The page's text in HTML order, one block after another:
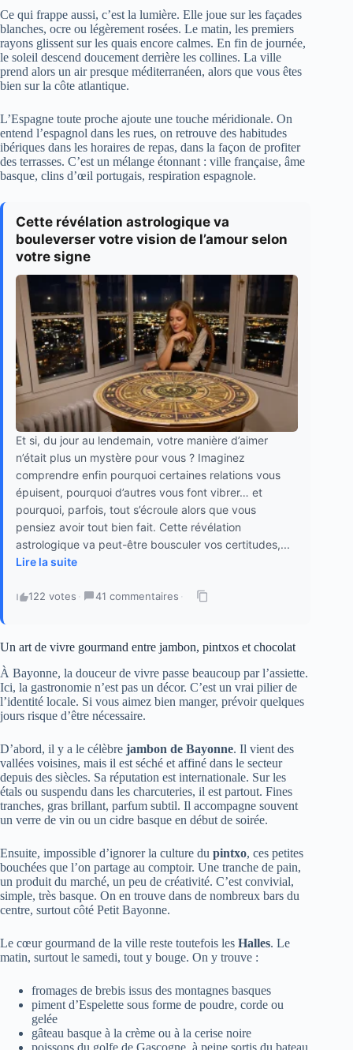
Ce qui frappe aussi, c’est la lumière. Elle joue sur les façades
blanches, ocre ou légèrement rosées. Le matin, les premiers
rayons glissent sur les quais encore calmes. En fin de journée,
le soleil descend doucement derrière les collines. La ville
prend alors un air presque méditerranéen, alors que vous êtes
bien sur la côte atlantique.
L’Espagne toute proche ajoute une touche méridionale. On
entend l’espagnol dans les rues, on retrouve des habitudes
ibériques dans les horaires de repas, dans la façon de profiter
des terrasses. C’est un mélange étonnant : ville française, âme
basque, clins d’œil portugais, respiration espagnole.
Cette révélation astrologique va
bouleverser votre vision de l’amour selon
votre signe
Et si, du jour au lendemain, votre manière d’aimer
n’était plus un mystère pour vous ? Imaginez
comprendre enfin pourquoi certaines relations vous
épuisent, pourquoi d’autres vous font vibrer… et
pourquoi, parfois, tout s’écroule alors que vous
pensiez avoir tout bien fait. Cette révélation
astrologique va peut-être bousculer vos certitudes,...
Lire la suite
122 votes · 41 commentaires ·
Un art de vivre gourmand entre jambon, pintxos et chocolat
À Bayonne, la douceur de vivre passe beaucoup par l’assiette.
Ici, la gastronomie n’est pas un décor. C’est un vrai pilier de
l’identité locale. Si vous aimez bien manger, prévoir quelques
jours risque d’être nécessaire.
D’abord, il y a le célèbre jambon de Bayonne. Il vient des
vallées voisines, mais il est séché et affiné dans le secteur
depuis des siècles. Sa réputation est internationale. Sur les
étals ou suspendu dans les charcuteries, il est partout. Fines
tranches, gras brillant, parfum subtil. Il accompagne souvent
un verre de vin ou un cidre basque en début de soirée.
Ensuite, impossible d’ignorer la culture du pintxo, ces petites
bouchées que l’on partage au comptoir. Une tranche de pain,
un produit du marché, un peu de créativité. C’est convivial,
simple, très basque. On en trouve dans de nombreux bars du
centre, surtout côté Petit Bayonne.
Le cœur gourmand de la ville reste toutefois les Halles. Le
matin, surtout le samedi, tout y bouge. On y trouve :
fromages de brebis issus des montagnes basques
piment d’Espelette sous forme de poudre, corde ou
gelée
gâteau basque à la crème ou à la cerise noire